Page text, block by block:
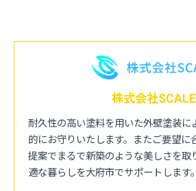
株式会社SCALE
耐久性の高い塗料を用いた外壁塗装に
的にお守りいたします。またご要望に
提案でまるで新築のような美しさを取
適な暮らしを大府市でサポートします。